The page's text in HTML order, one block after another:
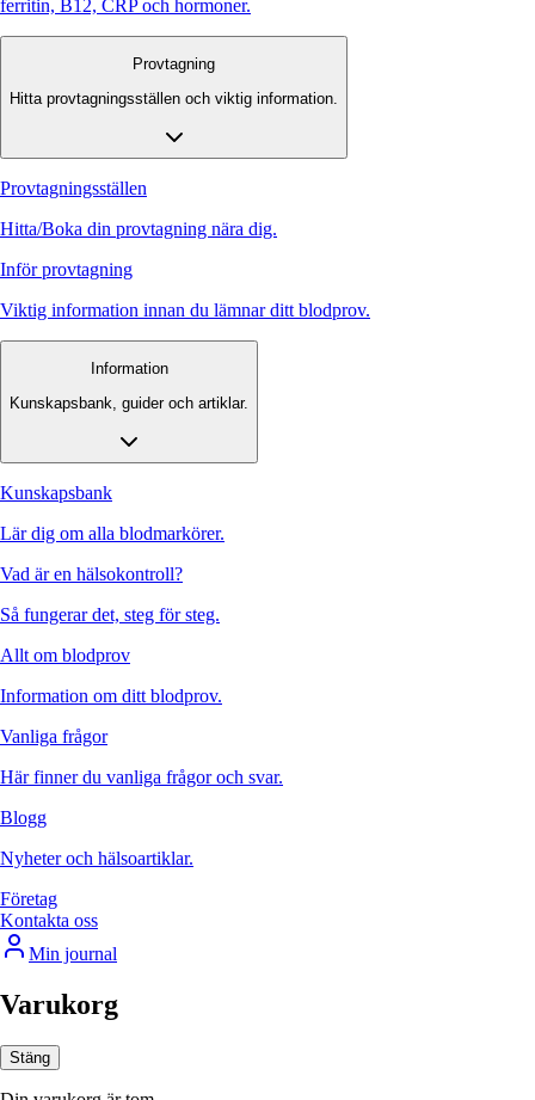
ferritin, B12, CRP och hormoner.
Provtagning
Hitta provtagningsställen och viktig information.
Provtagningsställen
Hitta/Boka din provtagning nära dig.
Inför provtagning
Viktig information innan du lämnar ditt blodprov.
Information
Kunskapsbank, guider och artiklar.
Kunskapsbank
Lär dig om alla blodmarkörer.
Vad är en hälsokontroll?
Så fungerar det, steg för steg.
Allt om blodprov
Information om ditt blodprov.
Vanliga frågor
Här finner du vanliga frågor och svar.
Blogg
Nyheter och hälsoartiklar.
Företag
Kontakta oss
Min journal
Varukorg
Stäng